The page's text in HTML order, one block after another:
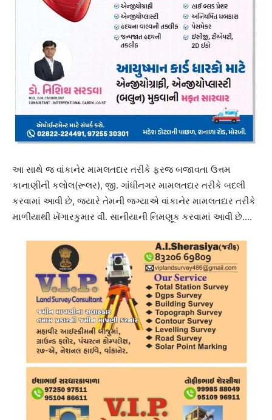
આ સાથે જ વાંકાનેર મામલતદાર તરીકે ફરજ બજાવતા ઉત્તમ
કાનાણીની કલોલ(રૂલર), જી. ગાંધીનગર મામલતદાર તરીકે બદલી
કરવામાં આવી છે, જ્યારે તેમની જગ્યાએ વાંકાનેર મામલતદાર તરીકે
માળીયાથી ખેંગારકુમાર વી. સાનીયાની નિમણૂક કરવામાં આવી છે….